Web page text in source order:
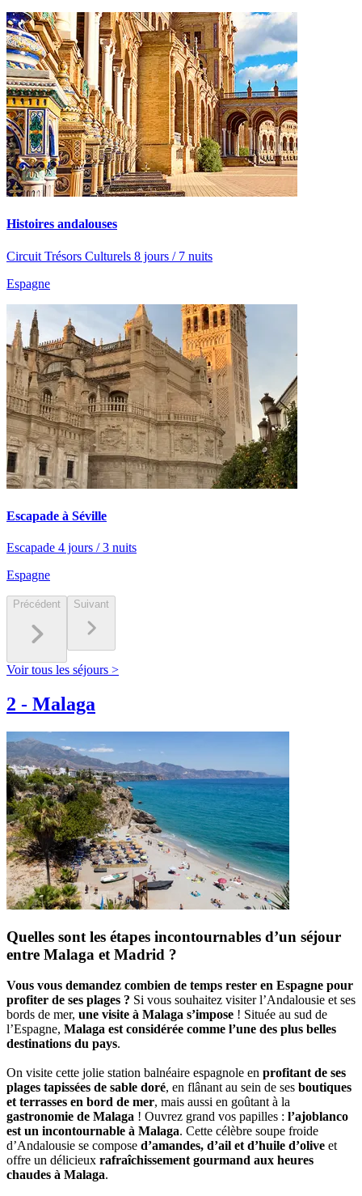
Histoires andalouses
Circuit Trésors Culturels 8 jours / 7 nuits
Espagne
Escapade à Séville
Escapade 4 jours / 3 nuits
Espagne
Précédent Suivant
Voir tous les séjours >
2 - Malaga
Quelles sont les étapes incontournables d’un séjour
entre Malaga et Madrid ?
Vous vous demandez combien de temps rester en Espagne pour
profiter de ses plages ? Si vous souhaitez visiter l’Andalousie et ses
bords de mer, une visite à Malaga s’impose ! Située au sud de
l’Espagne, Malaga est considérée comme l’une des plus belles
destinations du pays.
On visite cette jolie station balnéaire espagnole en profitant de ses
plages tapissées de sable doré, en flânant au sein de ses boutiques
et terrasses en bord de mer, mais aussi en goûtant à la
gastronomie de Malaga ! Ouvrez grand vos papilles : l’ajoblanco
est un incontournable à Malaga. Cette célèbre soupe froide
d’Andalousie se compose d’amandes, d’ail et d’huile d’olive et
offre un délicieux rafraîchissement gourmand aux heures
chaudes à Malaga.